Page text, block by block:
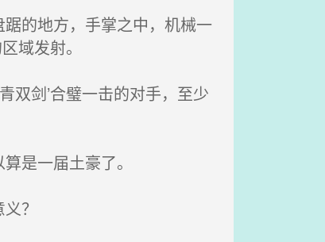
的地方，手掌之中，机械一
域发射。
双剑’合璧一击的对手，至少
是一届土豪了。
？